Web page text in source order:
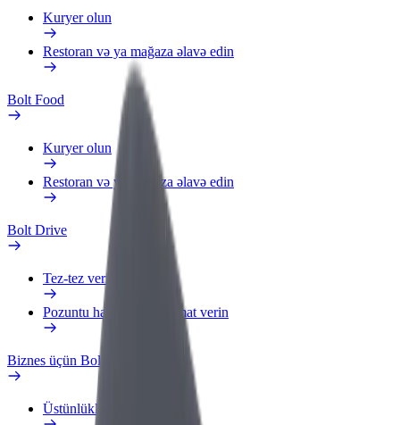
Kuryer olun
Restoran və ya mağaza əlavə edin
Bolt Food
Kuryer olun
Restoran və ya mağaza əlavə edin
Bolt Drive
Tez-tez verilən suallar
Pozuntu haqqında məlumat verin
Biznes üçün Bolt
Üstünlüklər